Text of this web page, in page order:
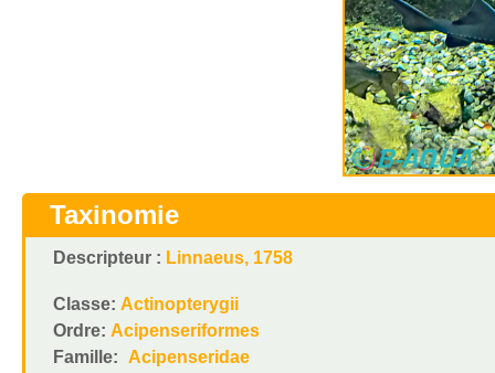
Taxinomie
Descripteur : Linnaeus, 1758
Classe: Actinopterygii
Ordre: Acipenseriformes
Famille: Acipenseridae